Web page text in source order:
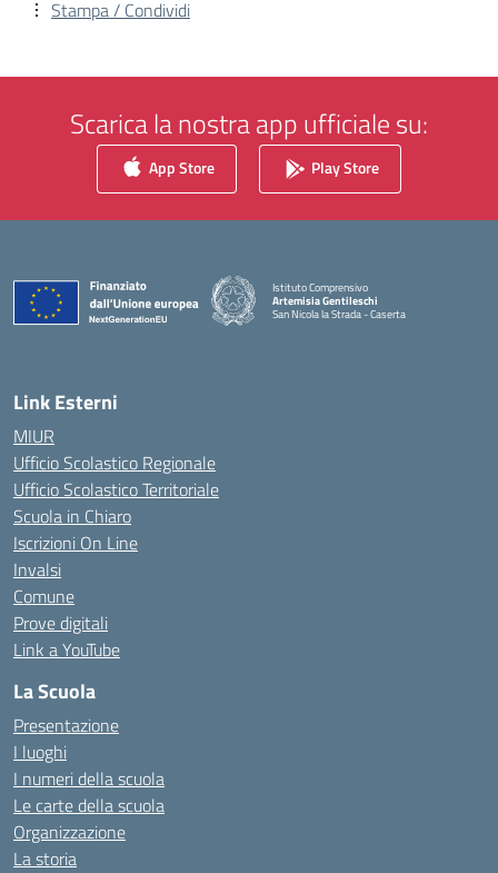
Stampa / Condividi
Scarica la nostra app ufficiale su:
App Store Play Store
Istituto Comprensivo
Artemisia Gentileschi
San Nicola la Strada - Caserta
Link Esterni
MIUR
Ufficio Scolastico Regionale
Ufficio Scolastico Territoriale
Scuola in Chiaro
Iscrizioni On Line
Invalsi
Comune
Prove digitali
Link a YouTube
La Scuola
Presentazione
I luoghi
I numeri della scuola
Le carte della scuola
Organizzazione
La storia